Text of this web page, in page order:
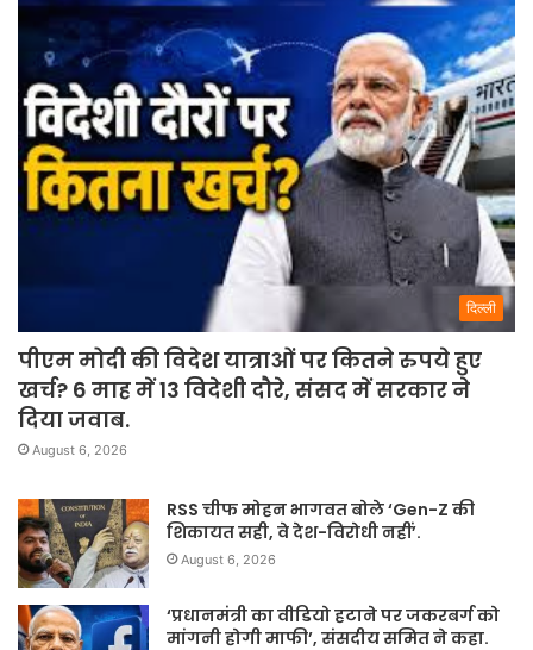
दिल्ली
पीएम मोदी की विदेश यात्राओं पर कितने रुपये हुए
खर्च? 6 माह में 13 विदेशी दौरे, संसद में सरकार ने
दिया जवाब.
August 6, 2026
RSS चीफ मोहन भागवत बोले ‘Gen-Z की
शिकायत सही, वे देश-विरोधी नहीं’.
August 6, 2026
‘प्रधानमंत्री का वीडियो हटाने पर जकरबर्ग को
मांगनी होगी माफी’, संसदीय समित ने कहा.